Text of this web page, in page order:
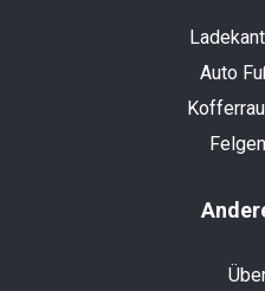
Auto